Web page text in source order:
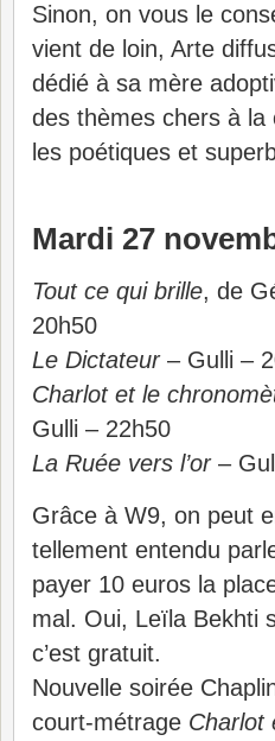
Sinon, on vous le
vient de loin, Arte
dédié à sa mère
des thèmes chers à la
les poétiques et
Mardi 27
Tout ce qui brille, de
20h50
Le Dictateur– Gulli –
Charlot et le
Gulli – 22h50
La Ruée vers l’or–
Grâce à W9, on peut
tellement entendu
payer 10 euros la
mal. Oui, Leïla Bekhti
c’est gratuit.
Nouvelle soirée
court-métrage Charlot